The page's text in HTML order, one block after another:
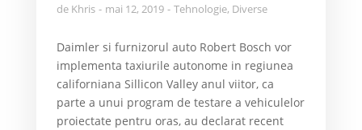
de Khris mai 12, 2019 Tehnologie, Diverse
Daimler si furnizorul auto Robert Bosch vor
implementa taxiurile autonome in regiunea
californiana Sillicon Valley anul viitor, ca
parte a unui program de testare a vehiculelor
proiectate pentru oras, au declarat recent